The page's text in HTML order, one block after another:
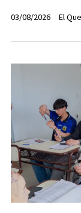
El
03/08/2026